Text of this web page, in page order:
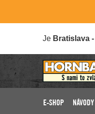
Je Bratislava
E-SHOP NÁVODY